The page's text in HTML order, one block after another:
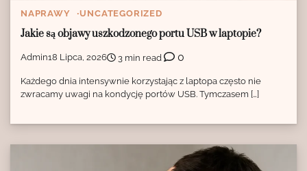
NAPRAWY UNCATEGORIZED
Jakie są objawy uszkodzonego portu USB w laptopie?
Admin18 Lipca, 2026 3 min read 0
Każdego dnia intensywnie korzystając z laptopa często nie
zwracamy uwagi na kondycję portów USB. Tymczasem […]